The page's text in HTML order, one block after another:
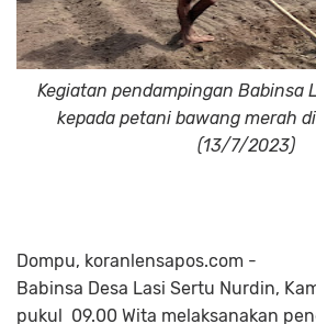
Kegiatan pendampingan Babinsa
kepada petani bawang merah
(13/7/2023)
Dompu, koranlensapos.com -
Babinsa Desa Lasi Sertu Nurdin,
pukul 09.00 Wita melaksanakan